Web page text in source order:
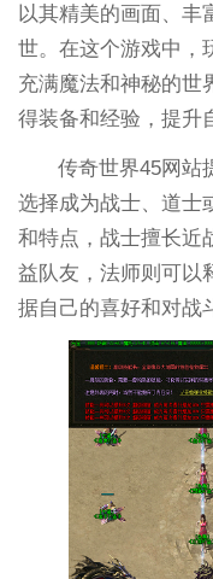
以其精美的画面、丰
世。在这个游戏中，
充满魔法和神秘的世
得装备和经验，提升
传奇世界45网站
选择成为战士、道士
和特点，战士擅长近
益队友，法师则可以
据自己的喜好和对战